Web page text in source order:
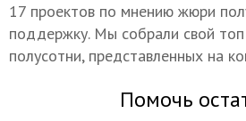
17 проектов по мнению жюри
поддержку. Мы собрали свой
полусотни, представленных на
Помочь